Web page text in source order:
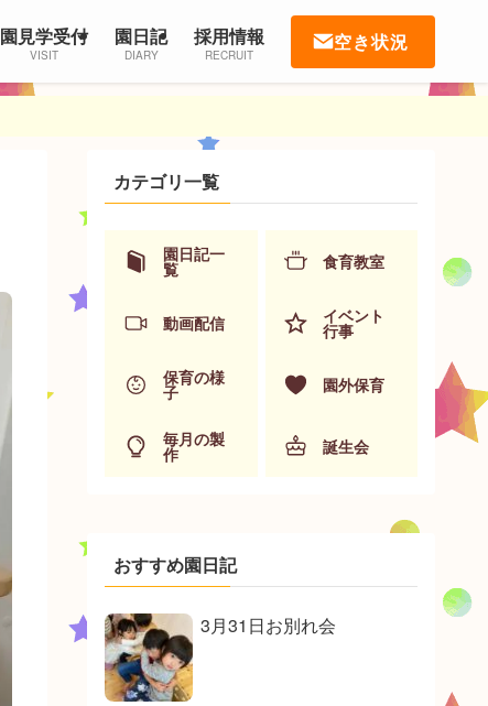
園見学受付
VISIT
園日記
DIARY
採用情報
RECRUIT
空き状況
カテゴリ一覧
園日記一
覧 食育教室
動画配信 イベント
行事
保育の様
子 園外保育
毎月の製
作 誕生会
おすすめ園日記
3月31日お別れ会